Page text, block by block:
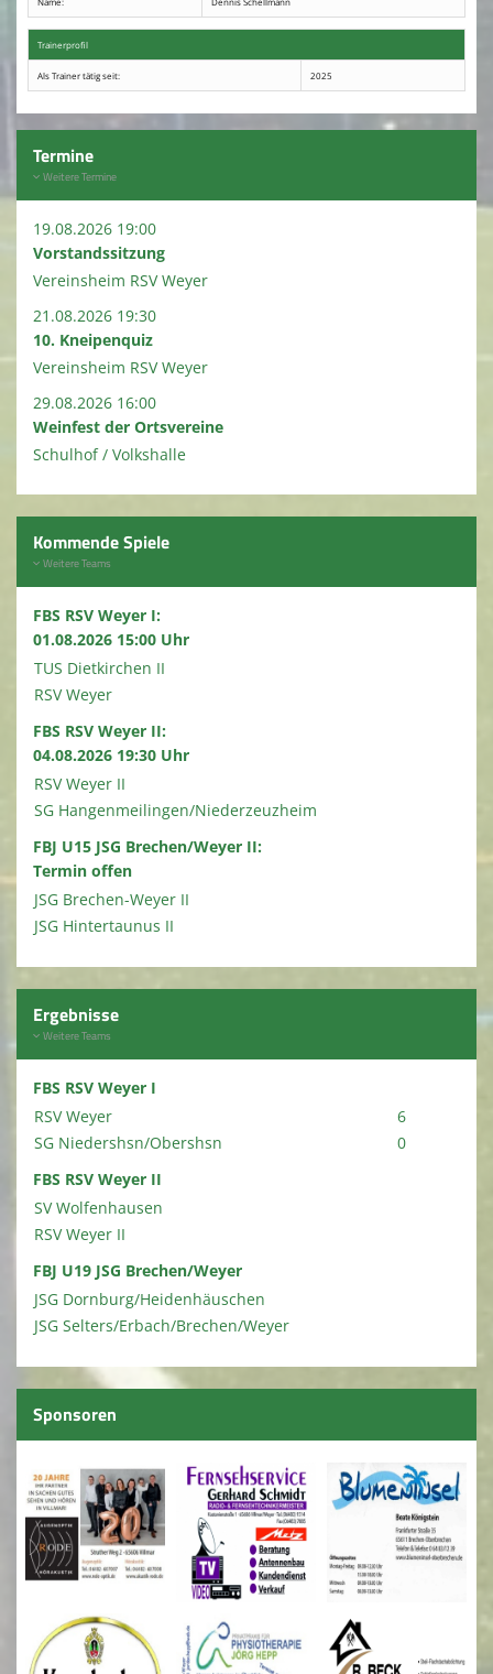
Terminkalender
Kirmes 2026
Trainerprofil
Als Trainer tätig seit: 2025
Termine
Weitere Termine
19.08.2026 19:00
Vorstandssitzung
Vereinsheim RSV Weyer
21.08.2026 19:30
10. Kneipenquiz
Vereinsheim RSV Weyer
29.08.2026 16:00
Weinfest der Ortsvereine
Schulhof / Volkshalle
Kommende Spiele
Weitere Teams
FBS RSV Weyer I:
01.08.2026 15:00 Uhr
TUS Dietkirchen II
RSV Weyer
FBS RSV Weyer II:
04.08.2026 19:30 Uhr
RSV Weyer II
SG Hangenmeilingen/Niederzeuzheim
FBJ U15 JSG Brechen/Weyer II:
Termin offen
JSG Brechen-Weyer II
JSG Hintertaunus II
Ergebnisse
Weitere Teams
FBS RSV Weyer I
RSV Weyer
6
SG Niedershsn/Obershsn
0
FBS RSV Weyer II
SV Wolfenhausen
RSV Weyer II
FBJ U19 JSG Brechen/Weyer
JSG Dornburg/Heidenhäuschen
JSG Selters/Erbach/Brechen/Weyer
Sponsoren